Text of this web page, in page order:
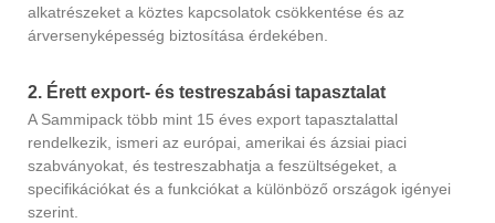
alkatrészeket a köztes kapcsolatok csökkentése és az
árversenyképesség biztosítása érdekében.
2. Érett export- és testreszabási tapasztalat
A Sammipack több mint 15 éves export tapasztalattal
rendelkezik, ismeri az európai, amerikai és ázsiai piaci
szabványokat, és testreszabhatja a feszültségeket, a
specifikációkat és a funkciókat a különböző országok igényei
szerint.